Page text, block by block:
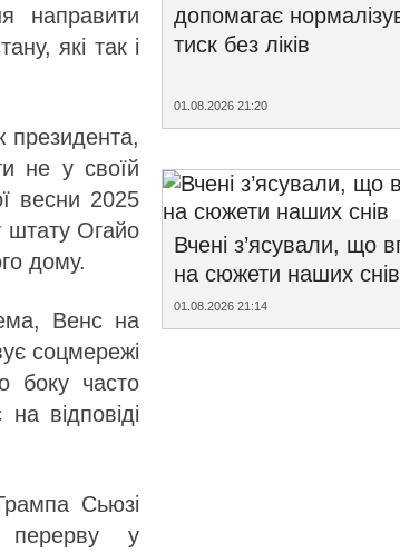
направити
які так і
президента,
не у своїй
весни 2025
штату Огайо
дому.
Венс на
соцмережі
боку часто
відповіді
Сьюзі
перерву у
допомагає
тиск без ліків
01.08.2026 21:20
Вчені з’ясували, що
на сюжети наших снів
01.08.2026 21:14